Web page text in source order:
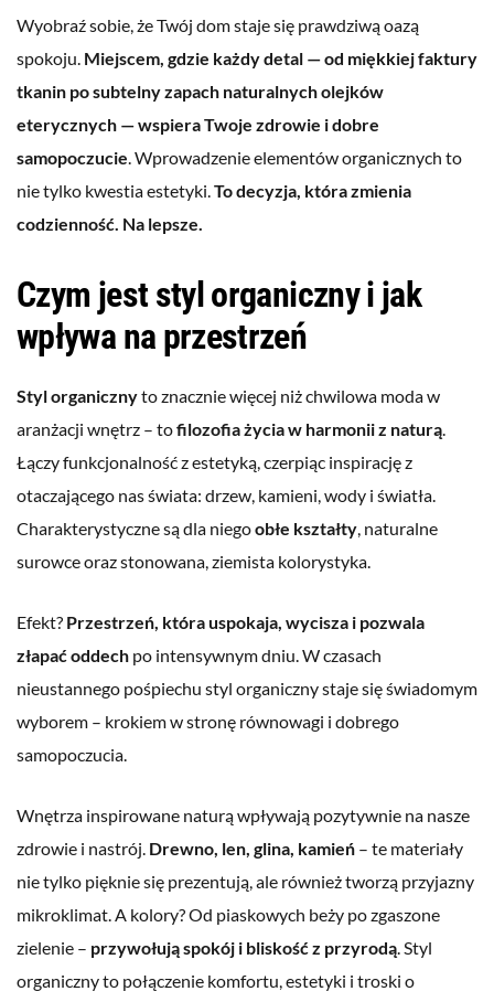
Wyobraź sobie, że Twój dom staje się prawdziwą oazą
spokoju. Miejscem, gdzie każdy detal — od miękkiej faktury
tkanin po subtelny zapach naturalnych olejków
eterycznych — wspiera Twoje zdrowie i dobre
samopoczucie. Wprowadzenie elementów organicznych to
nie tylko kwestia estetyki.To decyzja, która zmienia
codzienność. Na lepsze.
Czym jest styl organiczny i jak
wpływa na przestrzeń
Styl organicznyto znacznie więcej niż chwilowa moda w
aranżacji wnętrz – tofilozofia życia w harmonii z naturą.
Łączy funkcjonalność z estetyką, czerpiąc inspirację z
otaczającego nas świata: drzew, kamieni, wody i światła.
Charakterystyczne są dla niegoobłe kształty, naturalne
surowce oraz stonowana, ziemista kolorystyka.
Efekt? Przestrzeń, która uspokaja, wycisza i pozwala
złapać oddech po intensywnym dniu. W czasach
nieustannego pośpiechu styl organiczny staje się świadomym
wyborem – krokiem w stronę równowagi i dobrego
samopoczucia.
Wnętrza inspirowane naturą wpływają pozytywnie na nasze
zdrowie i nastrój. Drewno, len, glina, kamień – te materiały
nie tylko pięknie się prezentują, ale również tworzą przyjazny
mikroklimat. A kolory? Od piaskowych beży po zgaszone
zielenie – przywołują spokój i bliskość z przyrodą. Styl
organiczny to połączenie komfortu, estetyki i troski o